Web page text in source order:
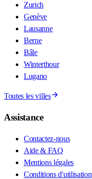
Zurich
Genève
Lausanne
Berne
Bâle
Winterthour
Lugano
Toutes les villes
Assistance
Contactez-nous
Aide & FAQ
Mentions légales
Conditions d'utilisation